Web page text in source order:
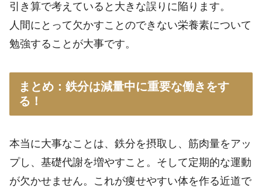
引き算で考えていると大きな誤りに陥ります。
人間にとって欠かすことのできない栄養素について
勉強することが大事です。
まとめ：鉄分は減量中に重要な働きをす
る！
本当に大事なことは、鉄分を摂取し、筋肉量をアッ
プし、基礎代謝を増やすこと。そして定期的な運動
が欠かせません。これが痩せやすい体を作る近道で